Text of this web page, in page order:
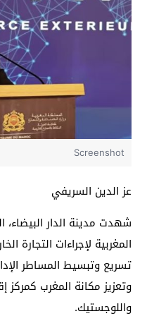
Screenshot
عز الدين السريفي
شهدت مدينة الدار البيضاء،
المغربية لإجراءات التجارة
تسريع وتبسيط المساطر
وتعزيز مكانة المغرب
واللوجستيك.